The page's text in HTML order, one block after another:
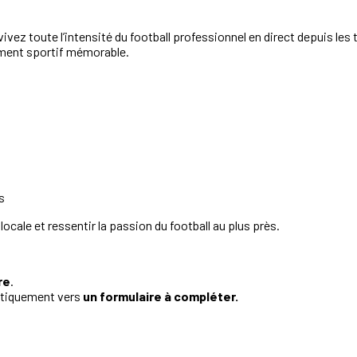
toute l’intensité du football professionnel en direct depuis les
sportif mémorable.
et ressentir la passion du football au plus près.
vers un formulaire à compléter.